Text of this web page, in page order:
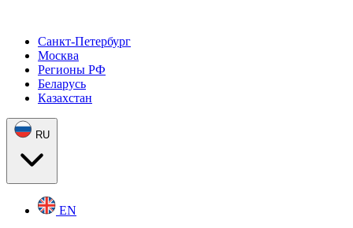
Санкт-Петербург
Москва
Регионы РФ
Беларусь
Казахстан
RU
EN